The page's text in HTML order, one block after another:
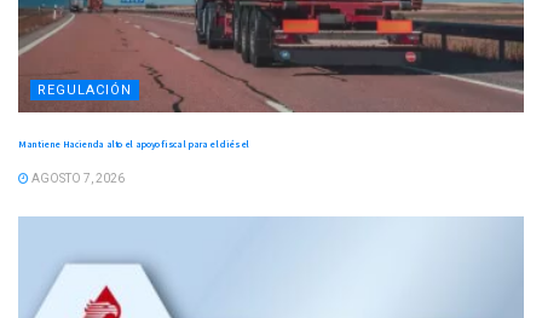
REGULACIÓN
Mantiene Hacienda alto el apoyo fiscal para el diésel
AGOSTO 7, 2026